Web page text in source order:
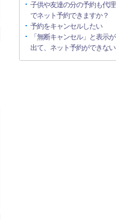
子供や友達の分の予約も代理
でネット予約できますか？
予約をキャンセルしたい
「無断キャンセル」と表示が
出て、ネット予約ができない